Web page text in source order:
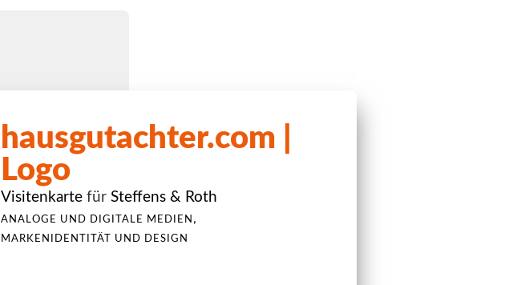
hausgutachter.com |
Logo
Visitenkarte für Steffens & Roth
ANALOGE UND DIGITALE MEDIEN ,
MARKENIDENTITÄT UND DESIGN